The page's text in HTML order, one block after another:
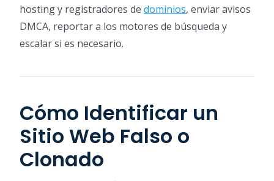
hosting y registradores de dominios, enviar avisos
DMCA, reportar a los motores de búsqueda y
escalar si es necesario.
Cómo Identificar un
Sitio Web Falso o
Clonado